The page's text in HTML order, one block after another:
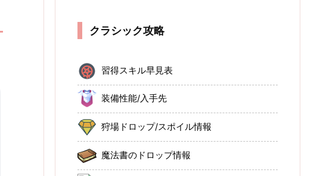
クラシック攻略
習得スキル早見表
装備性能/入手先
狩場ドロップ/スポイル情報
魔法書のドロップ情報